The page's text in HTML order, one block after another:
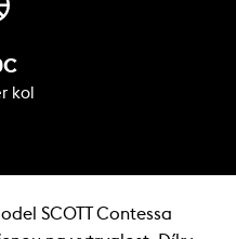
kol
SCOTT Contessa